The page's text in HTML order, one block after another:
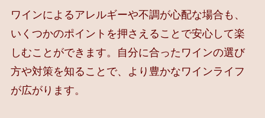
ワインによるアレルギーや不調が心配な場合も、
いくつかのポイントを押さえることで安心して楽
しむことができます。自分に合ったワインの選び
方や対策を知ることで、より豊かなワインライフ
が広がります。